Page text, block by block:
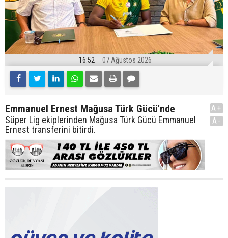
16:52 07 Ağustos 2026
Emmanuel Ernest Mağusa Türk Gücü'nde
Süper Lig ekiplerinden Mağusa Türk Gücü Emmanuel
Ernest transferini bitirdi.
A+
A-